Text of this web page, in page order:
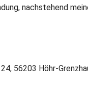
nachstehend
56203 Höhr-